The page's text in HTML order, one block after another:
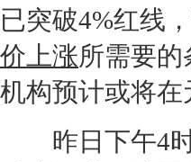
已突破4%红线
价上涨所需要
机构预计或将在
昨日下午4时